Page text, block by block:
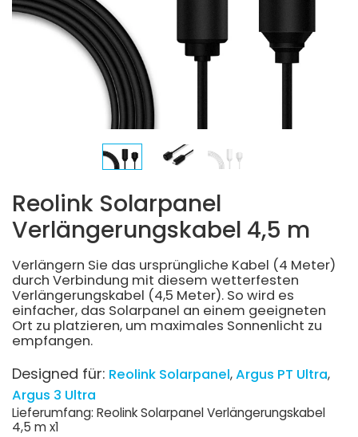
Reolink Solarpanel
Verlängerungskabel 4,5 m
Verlängern Sie das ursprüngliche Kabel (4 Meter)
durch Verbindung mit diesem wetterfesten
Verlängerungskabel (4,5 Meter). So wird es
einfacher, das Solarpanel an einem geeigneten
Ort zu platzieren, um maximales Sonnenlicht zu
empfangen.
Designed für: Reolink Solarpanel Argus PT Ultra
Argus 3 Ultra
Lieferumfang: Reolink Solarpanel Verlängerungskabel
4,5 m x1